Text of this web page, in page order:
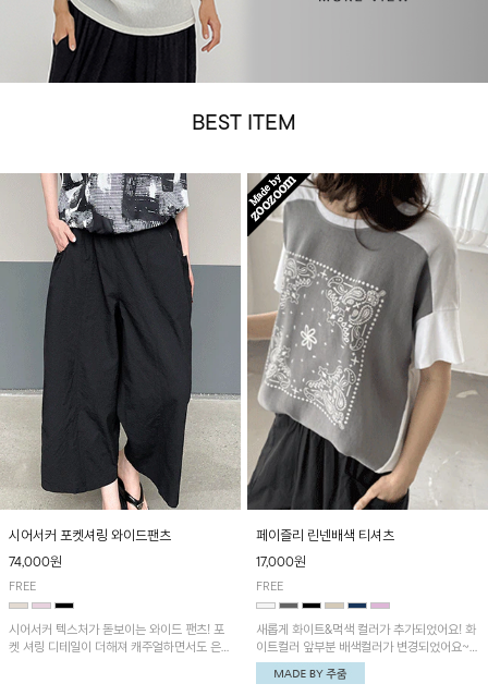
BEST ITEM
시어서커 포켓셔링 와이드팬츠
74,000원
FREE
시어서커 텍스처가 돋보이는 와이드 팬츠! 포
켓 셔링 디테일이 더해져 캐주얼하면서도 은은
페이즐리 린넨배색 티셔츠
17,000원
FREE
새롭게 화이트&먹색 컬러가 추가되었어요! 화
이트컬러 앞부분 배색컬러가 변경되었어요~
중앙 린넨배색으로 유니크하면서 페이즐리 패
턴으로 감각적인 분위기를 연출이 가능한 티셔